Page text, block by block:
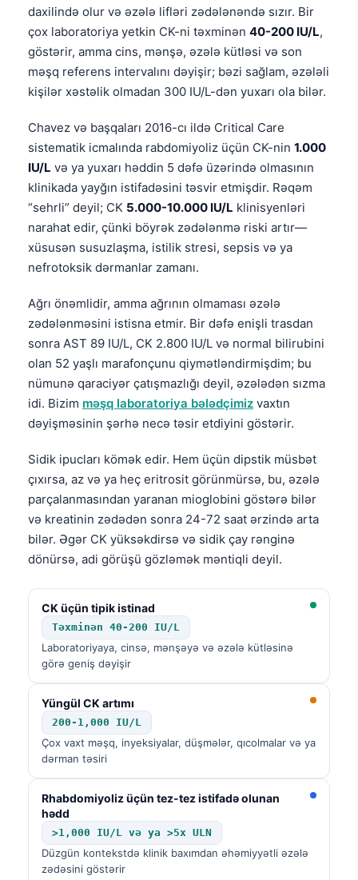
daxilində olur və əzələ lifləri zədələnəndə sızır. Bir
çox laboratoriya yetkin CK-ni təxminən 40-200 IU/L,
göstərir, amma cins, mənşə, əzələ kütləsi və son
məşq referens intervalını dəyişir; bəzi sağlam, əzələli
kişilər xəstəlik olmadan 300 IU/L-dən yuxarı ola bilər.
Chavez və başqaları 2016-cı ildə Critical Care
sistematik icmalında rabdomiyoliz üçün CK-nin 1.000
IU/L və ya yuxarı həddin 5 dəfə üzərində olmasının
klinikada yayğın istifadəsini təsvir etmişdir. Rəqəm
“sehrli” deyil; CK 5.000-10.000 IU/L klinisyenləri
narahat edir, çünki böyrək zədələnmə riski artır—
xüsusən susuzlaşma, istilik stresi, sepsis və ya
nefrotoksik dərmanlar zamanı.
Ağrı önəmlidir, amma ağrının olmaması əzələ
zədələnməsini istisna etmir. Bir dəfə enişli trasdan
sonra AST 89 IU/L, CK 2.800 IU/L və normal bilirubini
olan 52 yaşlı marafonçunu qiymətləndirmişdim; bu
nümunə qaraciyər çatışmazlığı deyil, əzələdən sızma
idi. Bizim məşq laboratoriya bələdçimiz vaxtın
dəyişməsinin şərhə necə təsir etdiyini göstərir.
Sidik ipucları kömək edir. Hem üçün dipstik müsbət
çıxırsa, az və ya heç eritrosit görünmürsə, bu, əzələ
parçalanmasından yaranan mioglobini göstərə bilər
və kreatinin zədədən sonra 24-72 saat ərzində arta
bilər. Əgər CK yüksəkdirsə və sidik çay rənginə
dönürsə, adi görüşü gözləmək məntiqli deyil.
CK üçün tipik istinad
Təxminən 40-200 IU/L
Laboratoriyaya, cinsə, mənşəyə və əzələ kütləsinə
görə geniş dəyişir
Yüngül CK artımı
200-1,000 IU/L
Çox vaxt məşq, inyeksiyalar, düşmələr, qıcolmalar və ya
dərman təsiri
Rhabdomiyoliz üçün tez-tez istifadə olunan
hədd
>1,000 IU/L və ya >5x ULN
Düzgün kontekstdə klinik baxımdan əhəmiyyətli əzələ
zədəsini göstərir